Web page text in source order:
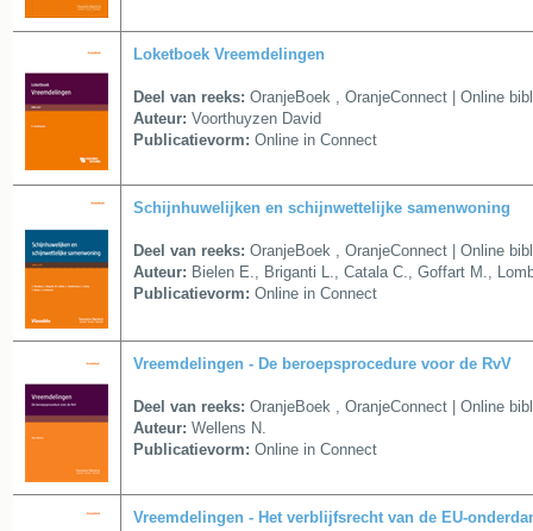
Loketboek Vreemdelingen
Deel van reeks: OranjeBoek , OranjeConnect | Online
Auteur: Voorthuyzen David
Publicatievorm: Online in Connect
Schijnhuwelijken en schijnwettelijke samenwoning
Deel van reeks: OranjeBoek , OranjeConnect | Online
Auteur: Bielen E., Briganti L., Catala C., Goffart M.,
Publicatievorm: Online in Connect
Vreemdelingen - De beroepsprocedure voor de RvV
Deel van reeks: OranjeBoek , OranjeConnect | Online
Auteur: Wellens N.
Publicatievorm: Online in Connect
Vreemdelingen - Het verblijfsrecht van de EU-